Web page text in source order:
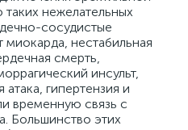
нежелательных
сосудистые
миокарда, нестабильная
смерть,
инсульт,
гипертензия и
временную связь с
Большинство этих